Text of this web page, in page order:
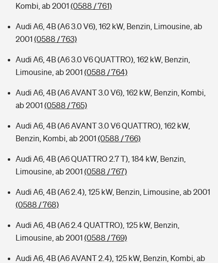
Kombi, ab 2001 (0588 / 761)
Audi A6, 4B (A6 3.0 V6), 162 kW, Benzin, Limousine, ab
2001 (0588 / 763)
Audi A6, 4B (A6 3.0 V6 QUATTRO), 162 kW, Benzin,
Limousine, ab 2001 (0588 / 764)
Audi A6, 4B (A6 AVANT 3.0 V6), 162 kW, Benzin, Kombi,
ab 2001 (0588 / 765)
Audi A6, 4B (A6 AVANT 3.0 V6 QUATTRO), 162 kW,
Benzin, Kombi, ab 2001 (0588 / 766)
Audi A6, 4B (A6 QUATTRO 2.7 T), 184 kW, Benzin,
Limousine, ab 2001 (0588 / 767)
Audi A6, 4B (A6 2.4), 125 kW, Benzin, Limousine, ab 2001
(0588 / 768)
Audi A6, 4B (A6 2.4 QUATTRO), 125 kW, Benzin,
Limousine, ab 2001 (0588 / 769)
Audi A6, 4B (A6 AVANT 2.4), 125 kW, Benzin, Kombi, ab